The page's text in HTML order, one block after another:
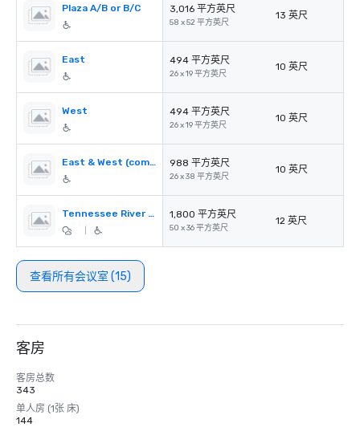
Plaza A/B or B/C 3,016 平方英尺
58 x 52 平方英尺
13 英尺
East 494 平方英尺
26 x 19 平方英尺
10 英尺
West 494 平方英尺
26 x 19 平方英尺
10 英尺
East & West (combined) 988 平方英尺
26 x 38 平方英尺
10 英尺
Tennessee River Room 1,800 平方英尺
50 x 36 平方英尺
12 英尺
查看所有会议室 (15)
客房
客房总数
343
单人房 (1张 床)
144